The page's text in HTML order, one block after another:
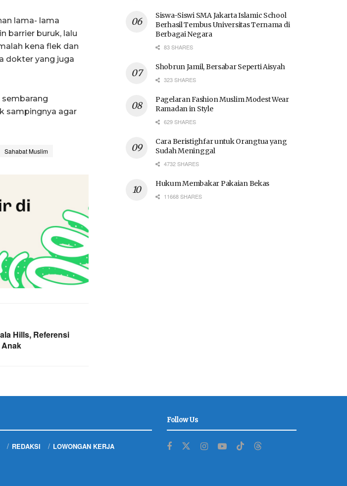
lama- lama
barrier buruk, lalu
kena flek dan
dokter yang juga
sampingnya agar
Sahabat Muslim
Hills, Referensi
Siswa-Siswi SMA Jakarta Islamic School
Berhasil Tembus Universitas Ternama di
Berbagai Negara
83 SHARES
Shobrun Jamil, Bersabar Seperti Aisyah
323 SHARES
Pagelaran Fashion Muslim Modest Wear
Ramadan in Style
629 SHARES
Cara Beristighfar untuk Orangtua yang
Sudah Meninggal
4732 SHARES
Hukum Membakar Pakaian Bekas
11668 SHARES
REDAKSI LOWONGAN KERJA
Follow Us